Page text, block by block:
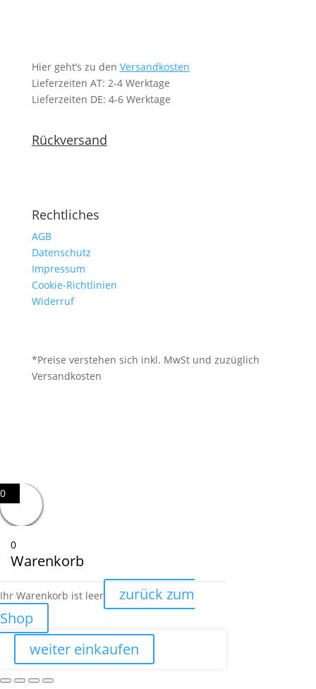
Hier geht’s zu den Versandkosten
Lieferzeiten AT: 2-4 Werktage
Lieferzeiten DE: 4-6 Werktage
Rückversand
Rechtliches
AGB
Datenschutz
Impressum
Cookie-Richtlinien
Widerruf
*Preise verstehen sich inkl. MwSt und zuzüglich
Versandkosten
0
0
Warenkorb
Ihr Warenkorb ist leer
zurück zum
Shop
weiter einkaufen